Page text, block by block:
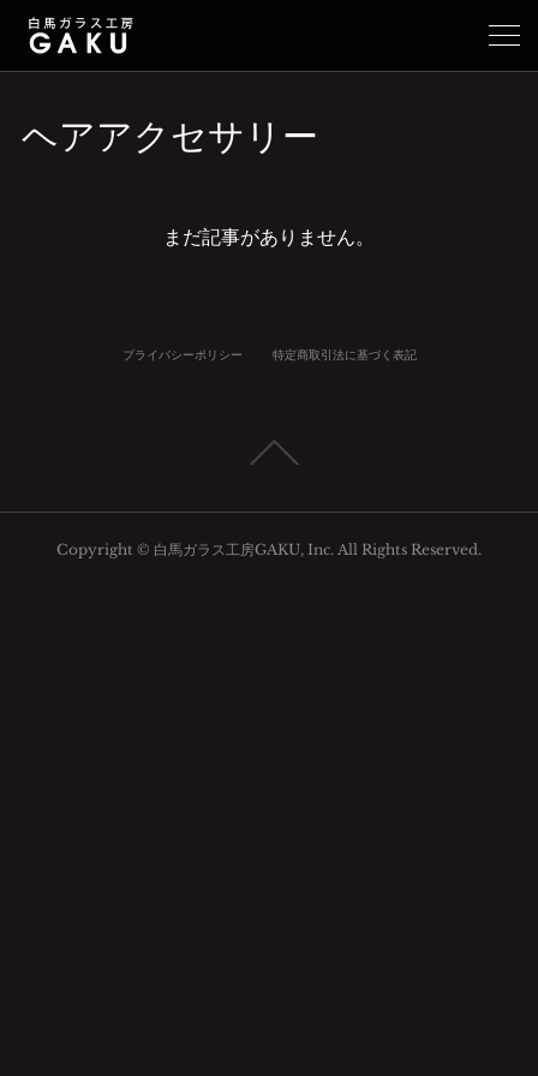
ヘアアクセサリー
まだ記事がありません。
プライバシーポリシー 特定商取引法に基づく表記
Copyright © 白馬ガラス工房GAKU, Inc. All Rights Reserved.